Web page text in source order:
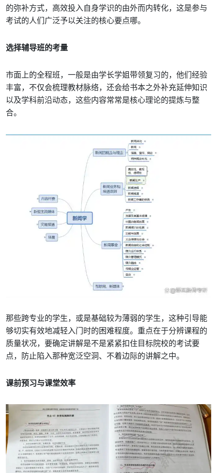
的弥补方式，高效投入自身学识的由外而内转化，这是参与
考试的人们广泛予以关注的核心要点哪。
选择辅导班的考量
市面上的全程班，一般是由学长学姐带领复习的，他们经验
丰富，不仅会梳理教材脉络，还会给书本之外补充延伸知识
以及学科前沿动态，这些内容常常是核心理论的提炼与整
合。
那些跨专业的学生，或是基础较为薄弱的学生，这种引导能
够切实有效地减轻入门时的困难程度。重点在于分辨课程的
质量状况，要确定讲解是不是紧紧扣住目标院校的考试要
点，防止陷入那种宽泛空洞、不着边际的讲解之中。
课前预习与课堂效率